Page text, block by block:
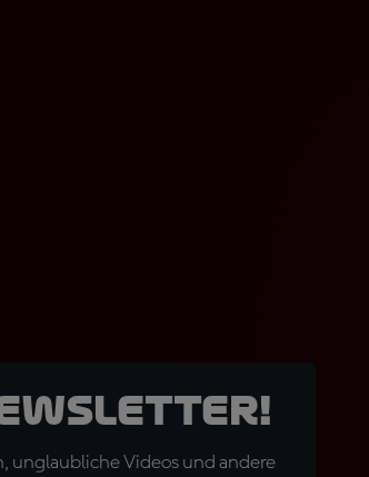
unglaubliche Videos und andere